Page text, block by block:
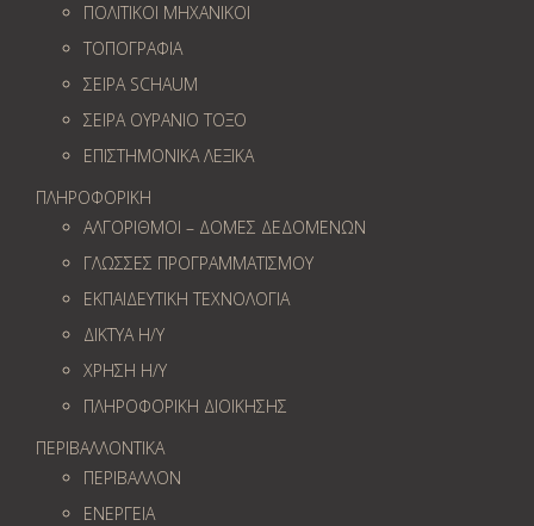
ΠΟΛΙΤΙΚΟΙ ΜΗΧΑΝΙΚΟΙ
ΤΟΠΟΓΡΑΦΙΑ
ΣΕΙΡΑ SCHAUM
ΣΕΙΡΑ ΟΥΡΑΝΙΟ ΤΟΞΟ
ΕΠΙΣΤΗΜΟΝΙΚΑ ΛΕΞΙΚΑ
ΠΛΗΡΟΦΟΡΙΚΗ
ΑΛΓΟΡΙΘΜΟΙ – ΔΟΜΕΣ ΔΕΔΟΜΕΝΩΝ
ΓΛΩΣΣΕΣ ΠΡΟΓΡΑΜΜΑΤΙΣΜΟΥ
ΕΚΠΑΙΔΕΥΤΙΚΗ ΤΕΧΝΟΛΟΓΙΑ
ΔΙΚΤΥΑ Η/Υ
ΧΡΗΣΗ Η/Υ
ΠΛΗΡΟΦΟΡΙΚΗ ΔΙΟΙΚΗΣΗΣ
ΠΕΡΙΒΑΛΛΟΝΤΙΚΑ
ΠΕΡΙΒΑΛΛΟΝ
ΕΝΕΡΓΕΙΑ